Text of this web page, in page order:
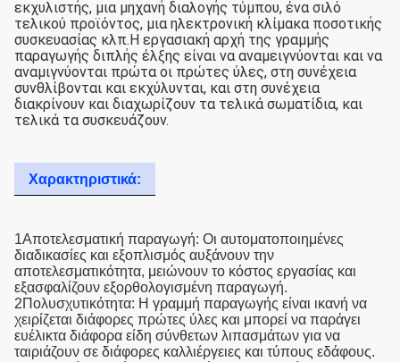
εκχυλιστής, μια μηχανή διαλογής τύμπου, ένα σιλό
τελικού προϊόντος, μια ηλεκτρονική κλίμακα ποσοτικής
συσκευασίας κλπ.Η εργασιακή αρχή της γραμμής
παραγωγής διπλής έλξης είναι να αναμειγνύονται και να
αναμιγνύονται πρώτα οι πρώτες ύλες, στη συνέχεια
συνθλίβονται και εκχύλυνται, και στη συνέχεια
διακρίνουν και διαχωρίζουν τα τελικά σωματίδια, και
τελικά τα συσκευάζουν.
Χαρακτηριστικά:
1Αποτελεσματική παραγωγή: Οι αυτοματοποιημένες
διαδικασίες και εξοπλισμός αυξάνουν την
αποτελεσματικότητα, μειώνουν το κόστος εργασίας και
εξασφαλίζουν εξορθολογισμένη παραγωγή.
2Πολυσχυτικότητα: Η γραμμή παραγωγής είναι ικανή να
χειρίζεται διάφορες πρώτες ύλες και μπορεί να παράγει
ευέλικτα διάφορα είδη σύνθετων λιπασμάτων για να
ταιριάζουν σε διάφορες καλλιέργειες και τύπους εδάφους.